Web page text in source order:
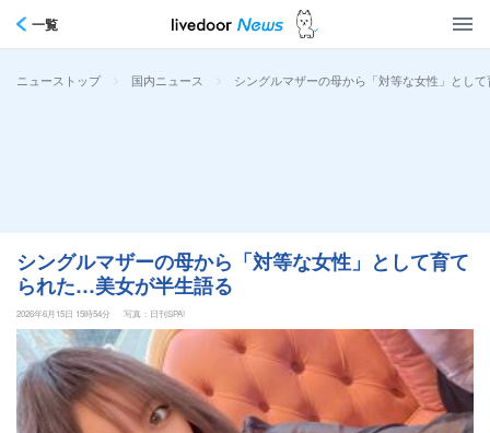
一覧
ニューストップ > 国内ニュース > シングルマザーの母から「対等な女性」とし
シングルマザーの母から「対等な女性」として育て
られた…美女が半生語る
2026年6月15日 15時54分 写真：日刊SPA!